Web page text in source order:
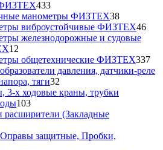
товаров
433433
товара
манометры ФИЗТЕХ3838
товаров
виброустойчивые ФИЗТЕХ4646
железнодорожные и судовые
12
товаров
общетехнические ФИЗТЕХ337
давления, датчики-реле
тяги32
товара
3-х ходовые краны, трубки
103103
товара
расширители (Закладные
защитные, Пробки,